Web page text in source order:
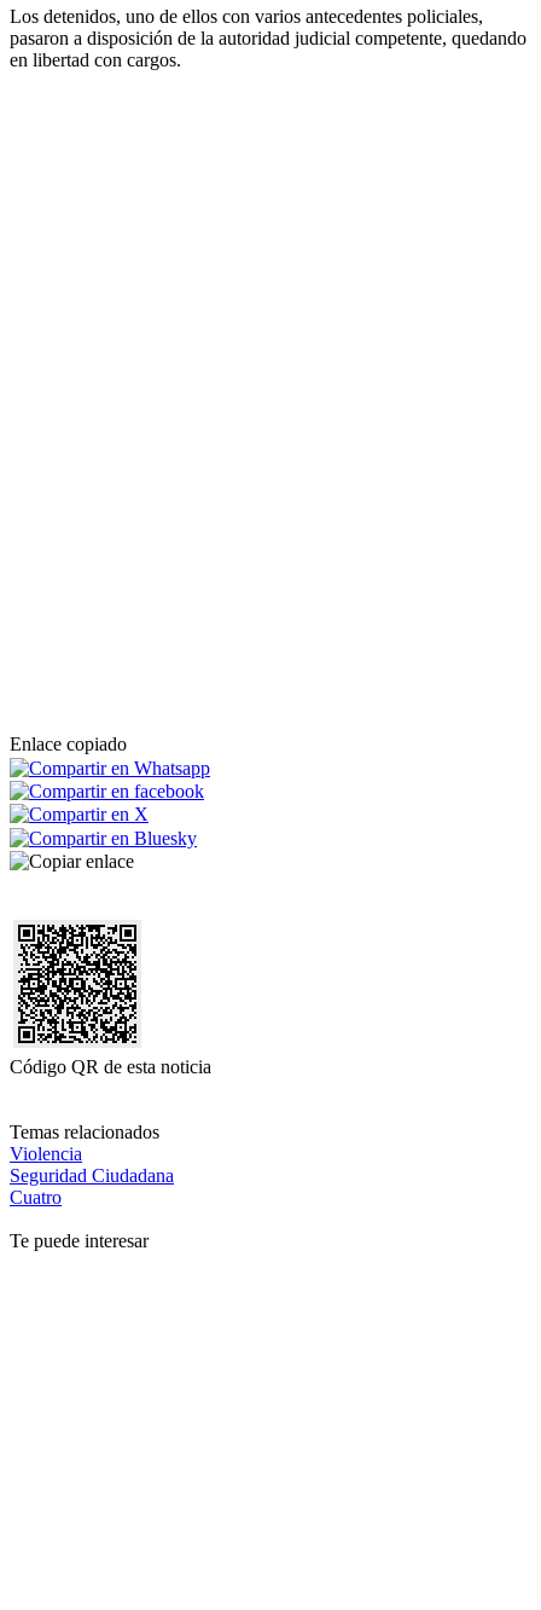
Los detenidos, uno de ellos con varios antecedentes policiales,
pasaron a disposición de la autoridad judicial competente, quedando
en libertad con cargos.
Enlace copiado
Código QR de esta noticia
Temas relacionados
Violencia
Seguridad Ciudadana
Cuatro
Te puede interesar